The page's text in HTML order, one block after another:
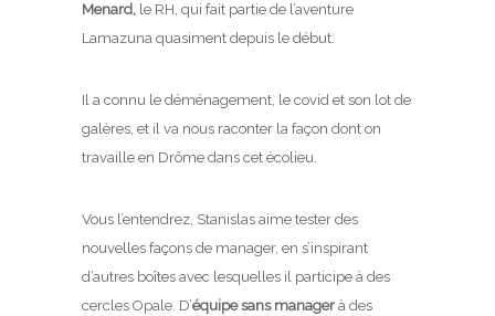
Menard, le RH, qui fait partie de l’aventure
Lamazuna quasiment depuis le début.
Il a connu le déménagement, le covid et son lot de
galères, et il va nous raconter la façon dont on
travaille en Drôme dans cet écolieu.
Vous l’entendrez, Stanislas aime tester des
nouvelles façons de manager, en s’inspirant
d’autres boîtes avec lesquelles il participe à des
cercles Opale. D’équipe sans manager à des